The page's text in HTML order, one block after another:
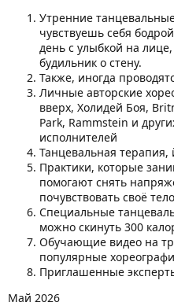
Утренние
чувствуешь себя
день с улыбкой на
будильник о стену.
Также, иногда
Личные авторские
вверх, Холидей Боя,
Park, Rammstein и
исполнителей
Танцевальная терапия,
Практики, которые
помогают снять
почувствовать своё тело
Специальные
можно скинуть 300
Обучающие видео на
популярные
Приглашенные
Май 2026